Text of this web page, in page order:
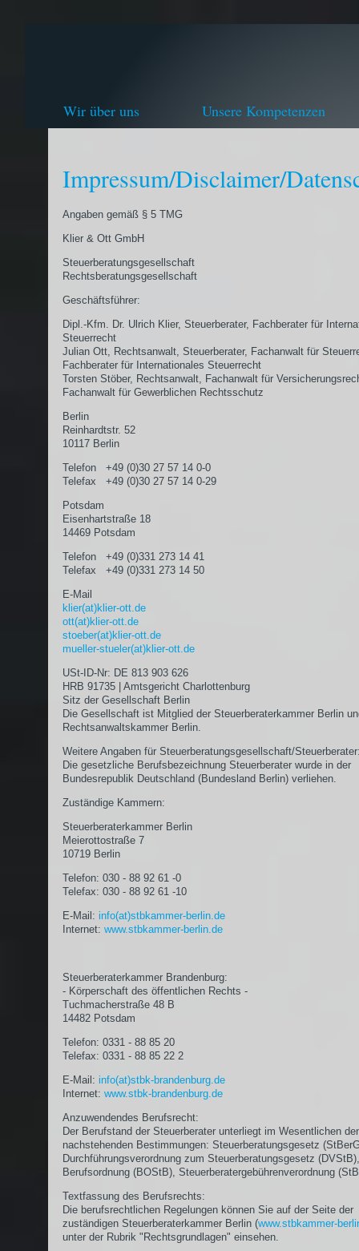
Wir über uns Unsere Kompetenzen
Impressum/Disclaimer/
Angaben gemäß § 5 TMG
Klier & Ott GmbH
Steuerberatungsgesellschaft
Rechtsberatungsgesellschaft
Geschäftsführer:
Dipl.-Kfm. Dr. Ulrich Klier, Steuerberater, Fachberater für
Steuerrecht
Julian Ott, Rechtsanwalt, Steuerberater, Fachanwalt für
Fachberater für Internationales Steuerrecht
Torsten Stöber, Rechtsanwalt, Fachanwalt für
Fachanwalt für Gewerblichen Rechtsschutz
Berlin
Reinhardtstr. 52
10117 Berlin
Telefon +49 (0)30 27 57 14 0-0
Telefax +49 (0)30 27 57 14 0-29
Potsdam
Eisenhartstraße 18
14469 Potsdam
Telefon +49 (0)331 273 14 41
Telefax +49 (0)331 273 14 50
E-Mail
klier(at)klier-ott.de
ott(at)klier-ott.de
stoeber(at)klier-ott.de
mueller-stueler(at)klier-ott.de
USt-ID-Nr: DE 813 903 626
HRB 91735 | Amtsgericht Charlottenburg
Sitz der Gesellschaft Berlin
Die Gesellschaft ist Mitglied der Steuerberaterkammer Berlin
Rechtsanwaltskammer Berlin.
Weitere Angaben für Steuerberatungsgesellschaft/
Die gesetzliche Berufsbezeichnung Steuerberater wurde in der
Bundesrepublik Deutschland (Bundesland Berlin) verliehen.
Zuständige Kammern:
Steuerberaterkammer Berlin
Meierottostraße 7
10719 Berlin
Telefon: 030 - 88 92 61 -0
Telefax: 030 - 88 92 61 -10
E-Mail: info(at)stbkammer-berlin.de
Internet: www.stbkammer-berlin.de
Steuerberaterkammer Brandenburg:
- Körperschaft des öffentlichen Rechts -
Tuchmacherstraße 48 B
14482 Potsdam
Telefon: 0331 - 88 85 20
Telefax: 0331 - 88 85 22 2
E-Mail: info(at)stbk-brandenburg.de
Internet: www.stbk-brandenburg.de
Anzuwendendes Berufsrecht:
Der Berufstand der Steuerberater unterliegt im Wesentlichen
nachstehenden Bestimmungen: Steuerberatungsgesetz
Durchführungsverordnung zum Steuerberatungsgesetz (DVStB),
Berufsordnung (BOStB), Steuerberatergebührenverordnung
Textfassung des Berufsrechts:
Die berufsrechtlichen Regelungen können Sie auf der Seite der
zuständigen Steuerberaterkammer Berlin (www.stbkammer-
unter der Rubrik "Rechtsgrundlagen" einsehen.